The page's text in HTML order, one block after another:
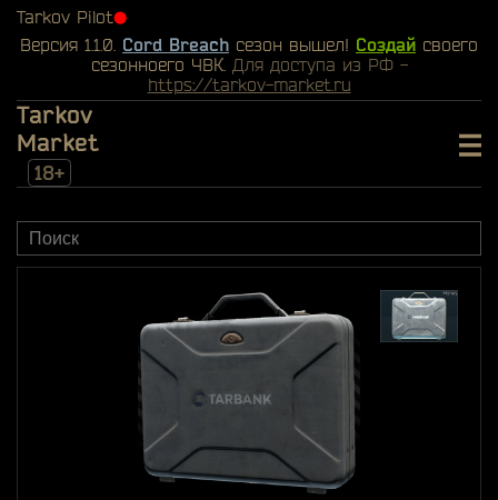
Tarkov Pilot⬤
Версия 1.1.0. Cord Breach сезон вышел! Создай своего
сезонноего ЧВК. Для доступа из РФ -
https://tarkov-market.ru
Tarkov
Market
18+